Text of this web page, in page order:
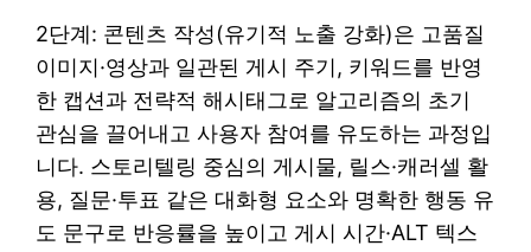
2단계: 콘텐츠 작성(유기적 노출 강화)은 고품질
이미지·영상과 일관된 게시 주기, 키워드를 반영
한 캡션과 전략적 해시태그로 알고리즘의 초기
관심을 끌어내고 사용자 참여를 유도하는 과정입
니다. 스토리텔링 중심의 게시물, 릴스·캐러셀 활
용, 질문·투표 같은 대화형 요소와 명확한 행동 유
도 문구로 반응률을 높이고 게시 시간·ALT 텍스